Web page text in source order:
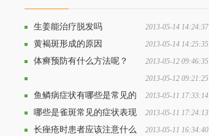
2013-05-14 14:24:37
生姜能治疗脱发吗
2013-05-14 14:25:35
黄褐斑形成的原因
2013-05-12 09:46:35
体癣预防有什么方法呢？
2013-05-12 09:21:25
青春痘常见的治疗方法有什么呢？2013-05-11 17:33:14
鱼鳞病症状有哪些是常见的
2013-05-11 17:24:13
哪些是雀斑常见的症状表现
2013-05-11 16:34:40
长痤疮时患者应该注意什么